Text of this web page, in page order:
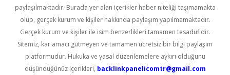
paylaşılmaktadır. Burada yer alan içerikler haber niteliği taşımamakta
olup, gerçek kurum ve kişiler hakkında paylaşım yapılmamaktadır.
Gerçek kurum ve kişiler ile isim benzerlikleri tamamen tesadüfidir.
Sitemiz, kar amacı gütmeyen ve tamamen ücretsiz bir bilgi paylaşım
platformudur. Hukuka ve yasal düzenlemelere aykırı olduğunu
düşündüğünüz içerikleri, backlinkpanelicomtr@gmail.com